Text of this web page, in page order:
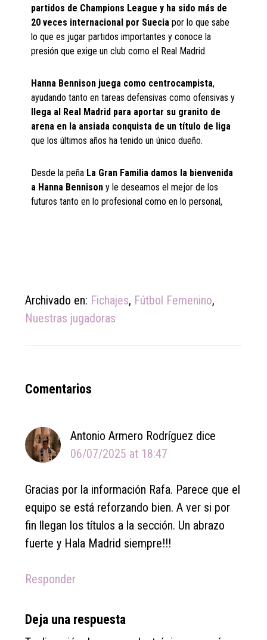
partidos de Champions League y ha sido más de
20 veces internacional por Suecia por lo que sabe
lo que es jugar partidos importantes y conoce la
presión que exige un club como el Real Madrid.
Hanna Bennison juega como centrocampista,
ayudando tanto en tareas defensivas como ofensivas y
llega al Real Madrid para aportar su granito de
arena en la ansiada conquista de un título de liga
que los últimos años ha tenido un único dueño.
Desde la peña La Gran Familia damos la bienvenida
a Hanna Bennison y le deseamos el mejor de los
futuros tanto en lo profesional como en lo personal,
Archivado en: Fichajes, Fútbol Femenino,
Nuestras jugadoras
Reader
Comentarios
Antonio Armero Rodríguez dice
06/07/2025 at 18:47
Gracias por la información Rafa. Parece que el
equipo se está reforzando bien. A ver si por
fin llegan los títulos a la sección. Un abrazo
fuerte y Hala Madrid siempre!!!
Responder
Deja una respuesta